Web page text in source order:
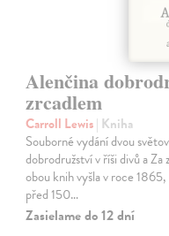
Alenčina
zrcadlem
Carroll Lewis| Kniha
Souborné vydání dvou
dobrodružství v říši divů a
obou knih vyšla v roce
před 150…
Zasielame do 12 dní